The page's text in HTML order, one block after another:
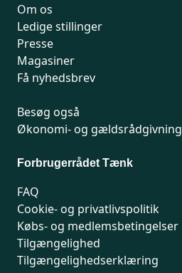
Om os
Ledige stillinger
Presse
Magasiner
Få nyhedsbrev
Besøg også
Økonomi- og gældsrådgivning
Forbrugerrådet Tænk
FAQ
Cookie- og privatlivspolitik
Købs- og medlemsbetingelser
Tilgængelighed
Tilgængelighedserklæring